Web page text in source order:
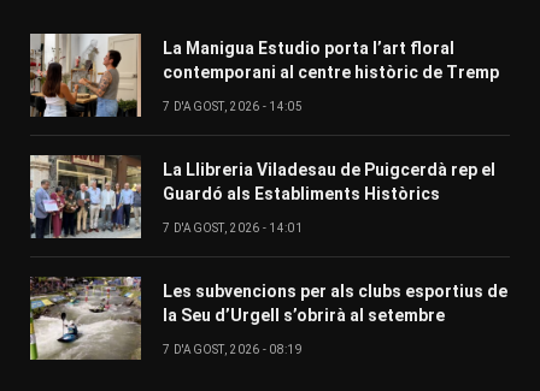
La Manigua Estudio porta l’art floral
contemporani al centre històric de Tremp
7 D'AGOST, 2026 - 14:05
La Llibreria Viladesau de Puigcerdà rep el
Guardó als Establiments Històrics
7 D'AGOST, 2026 - 14:01
Les subvencions per als clubs esportius de
la Seu d’Urgell s’obrirà al setembre
7 D'AGOST, 2026 - 08:19